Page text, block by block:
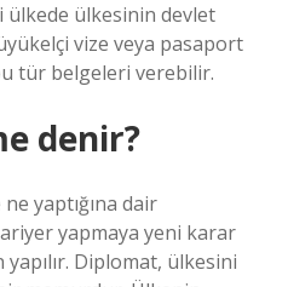
ülkede ülkesinin devlet
vize veya pasaport
tür belgeleri verebilir.
denir?
yaptığına dair
yapmaya yeni karar
Diplomat, ülkesini